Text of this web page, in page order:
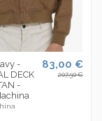
-
DECK
-
83,00 €
207,50 €